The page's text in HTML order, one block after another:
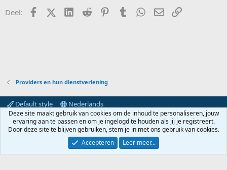
Deel: FacebookX (Twitter)LinkedIn
Reddit PinterestTumblr WhatsApp
E-mailkoppeling
Providers en hun dienstverlening
Default style
Nederlands
Contact
Voorwaarden en regels Privacybeleid
Help
Hoofdpagina
R
S
Community platform by XenForo® © 2010-2024 XenForo Ltd.
Deze site maakt gebruik van cookies om de inhoud te personaliseren, jouw
ervaring aan te passen en om je ingelogd te houden als jij je registreert.
Door deze site te blijven gebruiken, stem je in met ons gebruik van cookies.
Accepteren
Leer meer...